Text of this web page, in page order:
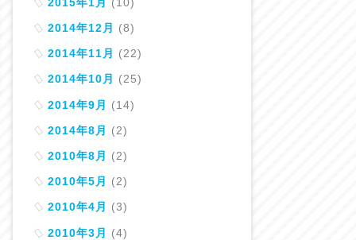
2014年12月 (8)
2014年11月 (22)
2014年10月 (25)
2014年9月 (14)
2014年8月 (2)
2010年8月 (2)
2010年5月 (2)
2010年4月 (3)
2010年3月 (4)